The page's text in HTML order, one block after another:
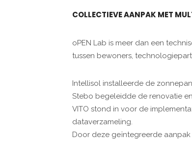
COLLECTIEVE AANPAK MET
oPEN Lab is meer dan een
tussen bewoners,
Intellisol installeerde de
Stebo begeleidde de renovatie
VITO stond in voor de
dataverzameling.
Door deze geïntegreerde